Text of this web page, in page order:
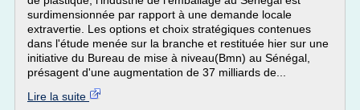
surdimensionnée par rapport à une demande locale
extravertie. Les options et choix stratégiques contenues
dans l'étude menée sur la branche et restituée hier sur une
initiative du Bureau de mise à niveau(Bmn) au Sénégal,
présagent d'une augmentation de 37 milliards de...
Lire la suite